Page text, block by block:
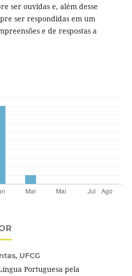
ser ouvidas e, além desse
ser respondidas em um
e de respostas a
UFCG
Portuguesa pela